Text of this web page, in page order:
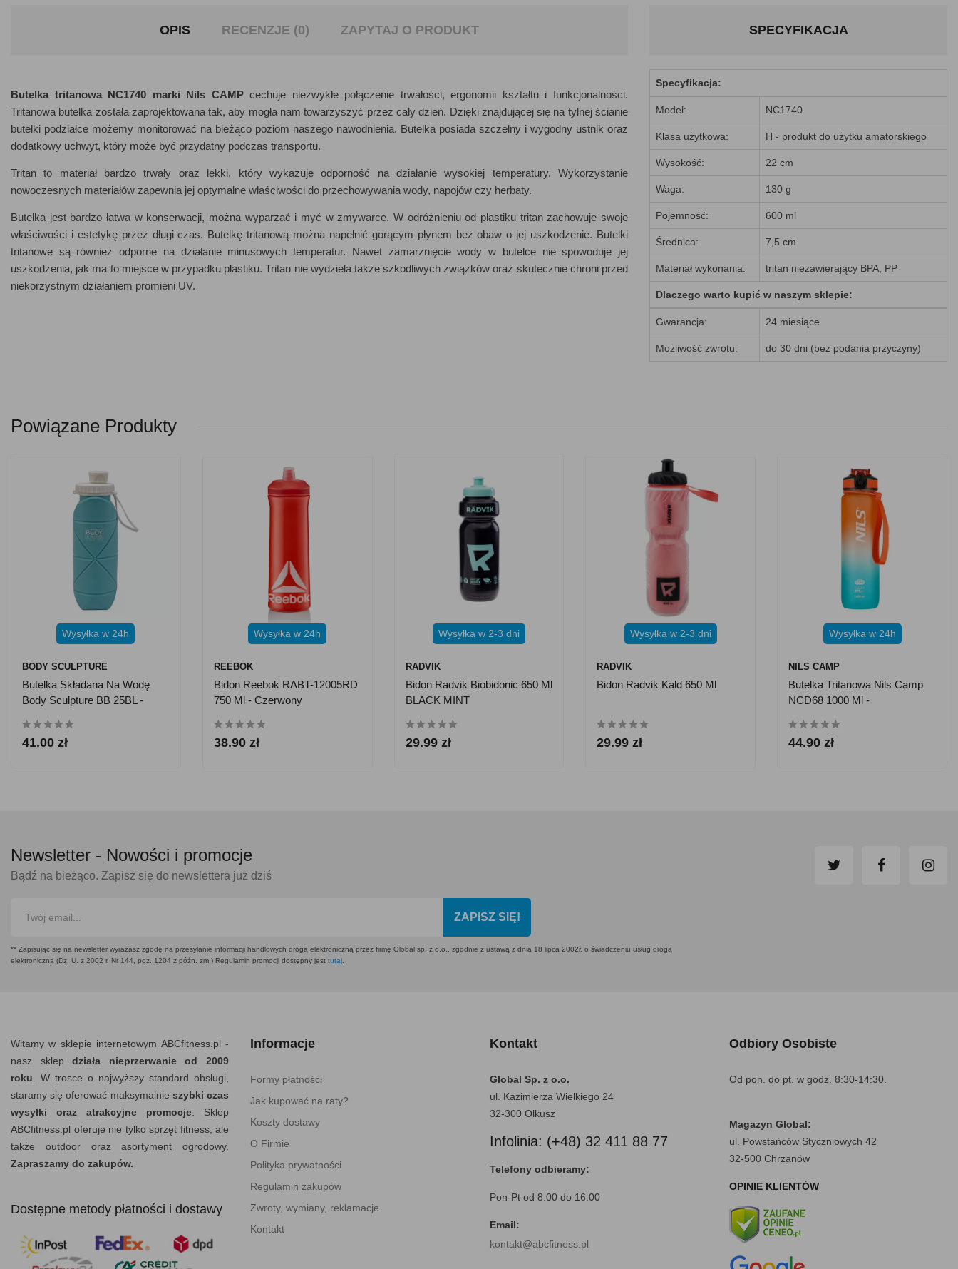
OPIS RECENZJE (0) ZAPYTAJ O PRODUKT
Butelka tritanowa NC1740 marki Nils CAMPcechuje niezwykłe połączenie trwałości, ergonomii kształtu i funkcjonalności.
Tritanowa butelka została zaprojektowana tak, aby mogła nam towarzyszyć przez cały dzień. Dzięki znajdującej się na tylnej ścianie
butelki podziałce możemy monitorować na bieżąco poziom naszego nawodnienia. Butelka posiada szczelny i wygodny ustnik oraz
dodatkowy uchwyt, który może być przydatny podczas transportu.
Tritan to materiał bardzo trwały oraz lekki, który wykazuje odporność na działanie wysokiej temperatury. Wykorzystanie
nowoczesnych materiałów zapewnia jej optymalne właściwości do przechowywania wody, napojów czy herbaty.
Butelka jest bardzo łatwa w konserwacji, można wyparzać i myć w zmywarce. W odróżnieniu od plastiku tritan zachowuje swoje
właściwości i estetykę przez długi czas. Butelkę tritanową można napełnić gorącym płynem bez obaw o jej uszkodzenie. Butelki
tritanowe są również odporne na działanie minusowych temperatur. Nawet zamarznięcie wody w butelce nie spowoduje jej
uszkodzenia, jak ma to miejsce w przypadku plastiku. Tritan nie wydziela także szkodliwych związków oraz skutecznie chroni przed
niekorzystnym działaniem promieni UV.
SPECYFIKACJA
Specyfikacja:
Model: NC1740
Klasa użytkowa: H - produkt do użytku amatorskiego
Wysokość: 22 cm
Waga: 130 g
Pojemność: 600 ml
Średnica: 7,5 cm
Materiał wykonania: tritan niezawierający BPA, PP
Dlaczego warto kupić w naszym sklepie:
Gwarancja: 24 miesiące
Możliwość zwrotu: do 30 dni (bez podania przyczyny)
Powiązane Produkty
Wysyłka w 24h
BODY SCULPTURE
Butelka Składana Na Wodę
Body Sculpture BB 25BL -
41.00 zł
Wysyłka w 24h
REEBOK
Bidon Reebok RABT-12005RD
750 Ml - Czerwony
38.90 zł
Wysyłka w 2-3 dni
RADVIK
Bidon Radvik Biobidonic 650 Ml
BLACK MINT
29.99 zł
Wysyłka w 2-3 dni
RADVIK
Bidon Radvik Kald 650 Ml
29.99 zł
Wysyłka w 24h
NILS CAMP
Butelka Tritanowa Nils Camp
NCD68 1000 Ml -
44.90 zł
Newsletter - Nowości i promocje
Bądź na bieżąco. Zapisz się do newslettera już dziś
ZAPISZ SIĘ!
** Zapisując się na newsletter wyrażasz zgodę na przesyłanie informacji handlowych drogą elektroniczną przez firmę Global sp. z o.o., zgodnie z ustawą z dnia 18 lipca 2002r. o świadczeniu usług drogą
elektroniczną (Dz. U. z 2002 r. Nr 144, poz. 1204 z późn. zm.) Regulamin promocji dostępny jest tutaj
Witamy w sklepie internetowym ABCfitness.pl -
nasz sklepdziała nieprzerwanie od 2009
roku . W trosce o najwyższy standard obsługi,
staramy się oferować maksymalnie szybki czas
wysyłki oraz atrakcyjne promocje . Sklep
ABCfitness.pl oferuje nie tylko sprzęt fitness, ale
także outdoor oraz asortyment ogrodowy.
Zapraszamy do zakupów.
Dostępne metody płatności i dostawy
Informacje
Formy płatności
Jak kupować na raty?
Koszty dostawy
O Firmie
Polityka prywatności
Regulamin zakupów
Zwroty, wymiany, reklamacje
Kontakt
Kontakt
Global Sp. z o.o.
ul. Kazimierza Wielkiego 24
32-300 Olkusz
Infolinia: (+48) 32 411 88 77
Telefony odbieramy:
Pon-Pt od 8:00 do 16:00
Email:
kontakt@abcfitness.pl
Odbiory Osobiste
Od pon. do pt. w godz. 8:30-14:30.
Magazyn Global:
ul. Powstańców Styczniowych 42
32-500 Chrzanów
OPINIE KLIENTÓW